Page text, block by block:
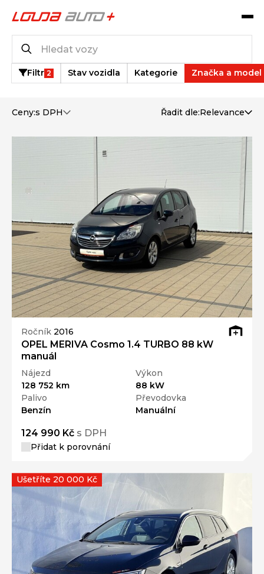
Filtr 2 Stav vozidla Kategorie Značka a model
Ceny:s DPH Řadit dle:Relevance
Ročník 2016
OPEL MERIVA Cosmo 1.4 TURBO 88 kW
manuál
Nájezd
128 752 km
Výkon
88 kW
Palivo
Benzín
Převodovka
Manuální
124 990 Kč s DPH
Přidat k porovnání
Ušetříte 20 000 Kč